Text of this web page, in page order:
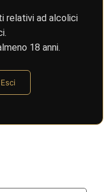
relativi ad alcolici
18 anni.
Esci